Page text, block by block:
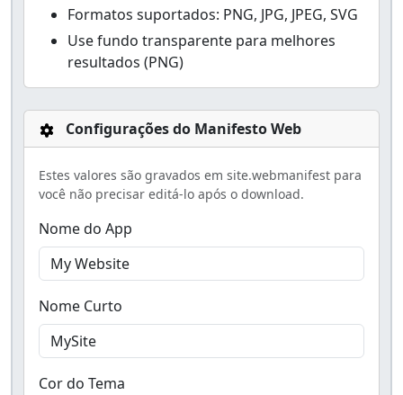
Formatos suportados: PNG, JPG, JPEG, SVG
Use fundo transparente para melhores
resultados (PNG)
Configurações do Manifesto Web
Estes valores são gravados em site.webmanifest para
você não precisar editá-lo após o download.
Nome do App
Nome Curto
Cor do Tema